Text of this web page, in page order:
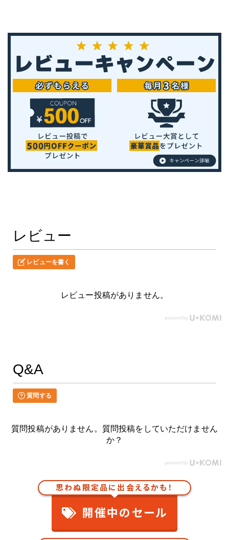
レビュー
レビューを書く
レビュー投稿がありません。
Q&A
質問する
質問投稿がありません。質問投稿をしていただけません
か？
思わぬ限定品に出会えるかも！
開催中のセール